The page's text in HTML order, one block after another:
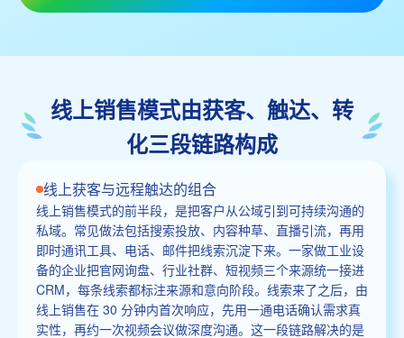
线上销售模式由获客、触达、转
化三段链路构成
线上获客与远程触达的组合
线上销售模式的前半段，是把客户从公域引到可持续沟通的
私域。常见做法包括搜索投放、内容种草、直播引流，再用
即时通讯工具、电话、邮件把线索沉淀下来。一家做工业设
备的企业把官网询盘、行业社群、短视频三个来源统一接进
CRM，每条线索都标注来源和意向阶段。线索来了之后，由
线上销售在 30 分钟内首次响应，先用一通电话确认需求真
实性，再约一次视频会议做深度沟通。这一段链路解决的是